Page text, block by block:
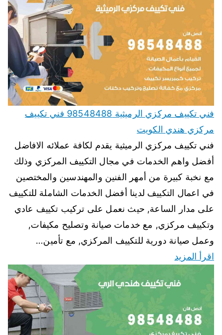
فني تكييف مركزي الرميثية 98548488 فني تكييف
مركزي هندي الكويت
فني تكييف مركزي الرميثية يقدم لكافة عملائه الافاضل
أفضل واهم الخدمات في مجال التكييف المركزي وذلك
مع نخبة كبيرة من أمهر الفنين والمهندسين والمختصين
في اعمال التكييف لدينا أفضل الخدمات الشاملة للتكييف
على مدار الساعة, حيث نعمل على تركيب تكييف عادي
وتكييف مركزي, مع خدمات صيانة وتصليح مكيفات,
وعمل صيانة دورية للتكييف المركزي, مع تأمين…
اقرأ المزيد